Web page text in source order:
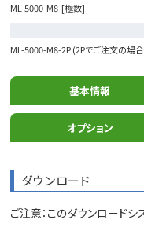
ML-5000-M8-[極数]
ML-5000-M8-2P (2Pでご注文の場
基本情報
オプション
ダウンロード
ご注意：このダウンロード